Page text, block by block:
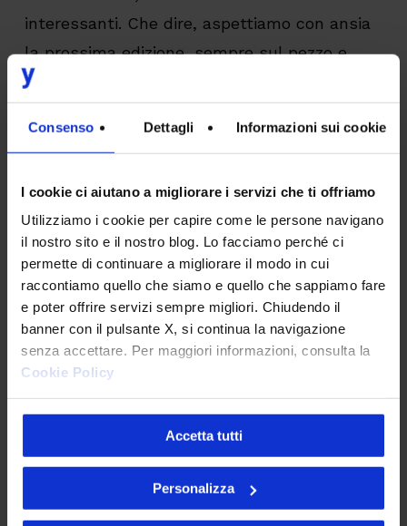
Consenso Dettagli Informazioni sui cookie
I cookie ci aiutano a migliorare i servizi che ti offriamo
Utilizziamo i cookie per capire come le persone navigano
il nostro sito e il nostro blog. Lo facciamo perché ci
permette di continuare a migliorare il modo in cui
raccontiamo quello che siamo e quello che sappiamo fare
e poter offrire servizi sempre migliori. Chiudendo il
banner con il pulsante X, si continua la navigazione
senza accettare. Per maggiori informazioni, consulta la
Cookie Policy
Accetta tutti
Personalizza
interessanti. Che dire, aspettiamo con ansia
la prossima edizione, sempre sul pezzo e
sempre motivati!
Cosa ne pensi dell'articolo?
Daniele Malavasi